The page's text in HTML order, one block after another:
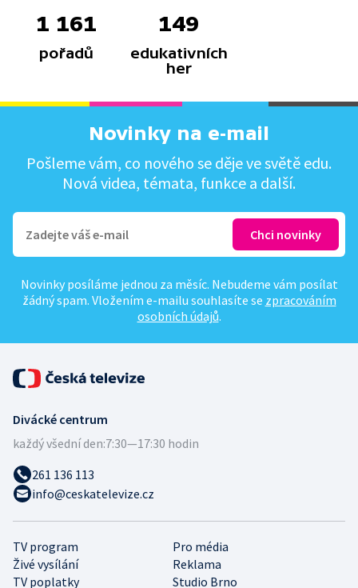
1 161
pořadů
149
edukativních
her
Novinky na e-mail
Pošleme vám, co nového se děje ve světě edu.
Nová videa, témata, funkce a další.
Novinky posíláme jednou za měsíc. Nebudeme vám posílat
žádný spam. Vložením e-mailu souhlasíte se zpracováním
osobních údajů.